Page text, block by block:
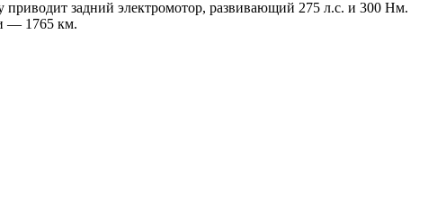
приводит задний электромотор, развивающий 275 л.с. и 300 Нм.
— 1765 км.